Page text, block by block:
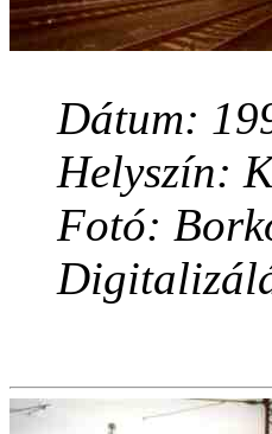
Dátum:
Helyszín:
Fotó: